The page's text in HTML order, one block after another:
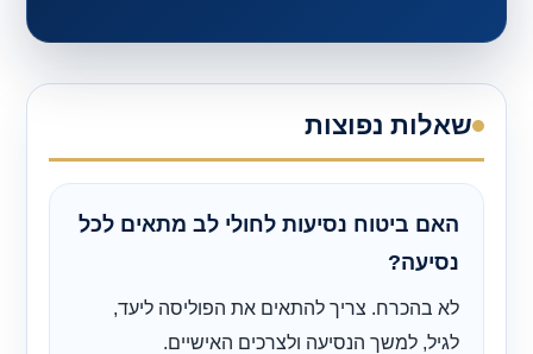
שאלות נפוצות
האם ביטוח נסיעות לחולי לב מתאים לכל
נסיעה?
לא בהכרח. צריך להתאים את הפוליסה ליעד,
לגיל, למשך הנסיעה ולצרכים האישיים.